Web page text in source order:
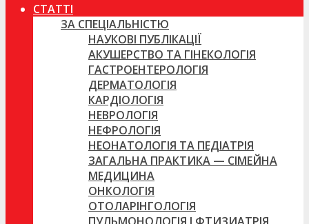
СТАТТІ
ЗА СПЕЦІАЛЬНІСТЮ
НАУКОВІ ПУБЛІКАЦІЇ
АКУШЕРСТВО ТА ГІНЕКОЛОГІЯ
ГАСТРОЕНТЕРОЛОГІЯ
ДЕРМАТОЛОГІЯ
КАРДІОЛОГІЯ
НЕВРОЛОГІЯ
НЕФРОЛОГІЯ
НЕОНАТОЛОГІЯ ТА ПЕДІАТРІЯ
ЗАГАЛЬНА ПРАКТИКА — СІМЕЙНА
МЕДИЦИНА
ОНКОЛОГІЯ
ОТОЛАРІНГОЛОГІЯ
ПУЛЬМОНОЛОГІЯ І ФТИЗИАТРІЯ